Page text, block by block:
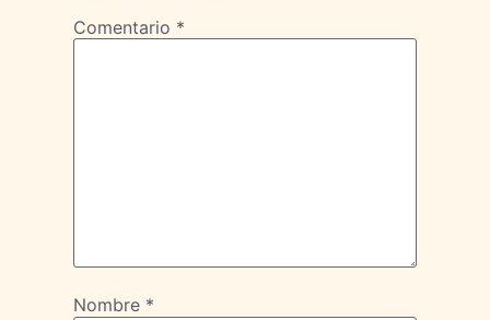
Comentario *
Nombre *